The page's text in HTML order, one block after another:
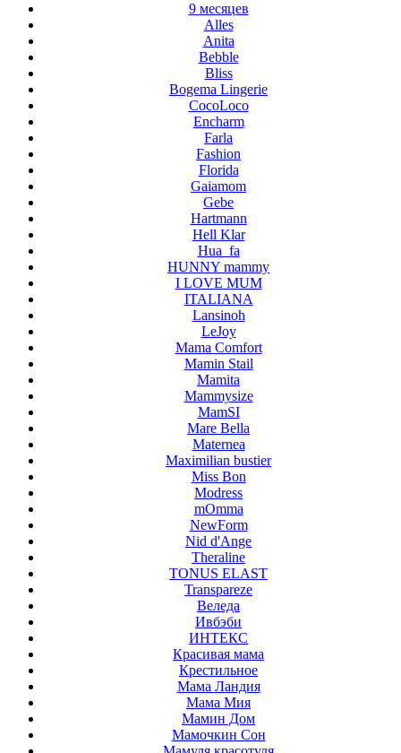
9 месяцев
Alles
Anita
Bebble
Bliss
Bogema Lingerie
CocoLoco
Encharm
Farla
Fashion
Florida
Gaiamom
Gebe
Hartmann
Hell Klar
Hua_fa
HUNNY mammy
I LOVE MUM
ITALIANA
Lansinoh
LeJoy
Mama Comfort
Mamin Stail
Mamita
Mammysize
MamSI
Mare Bella
Maternea
Maximilian bustier
Miss Bon
Modress
mOmma
NewForm
Nid d'Ange
Theraline
TONUS ELAST
Transpareze
Веледа
Ивбэби
ИНТЕКС
Красивая мама
Крестильное
Мама Ландия
Мама Мия
Мамин Дом
Мамочкин Сон